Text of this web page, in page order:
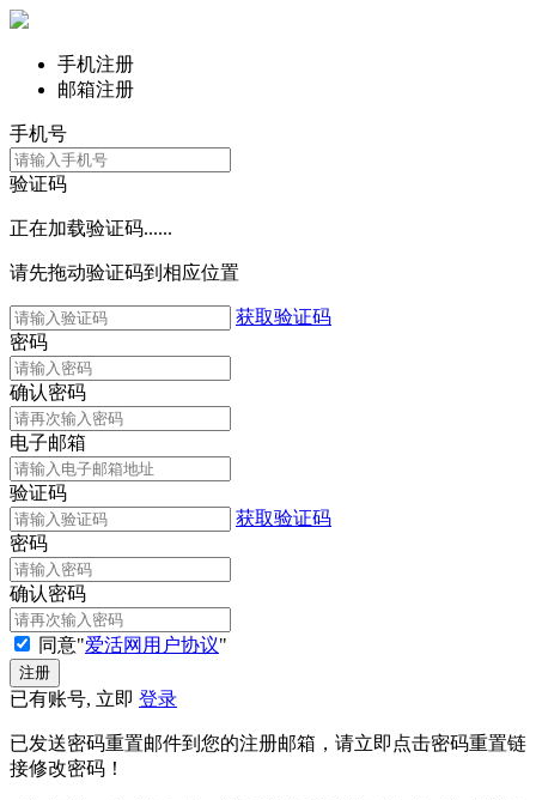
手机注册
邮箱注册
手机号
验证码
正在加载验证码......
请先拖动验证码到相应位置
获取验证码
密码
确认密码
电子邮箱
验证码
获取验证码
密码
确认密码
同意"爱活网用户协议"
已有账号, 立即 登录
已发送密码重置邮件到您的注册邮箱，请立即点击密码重置链
接修改密码！